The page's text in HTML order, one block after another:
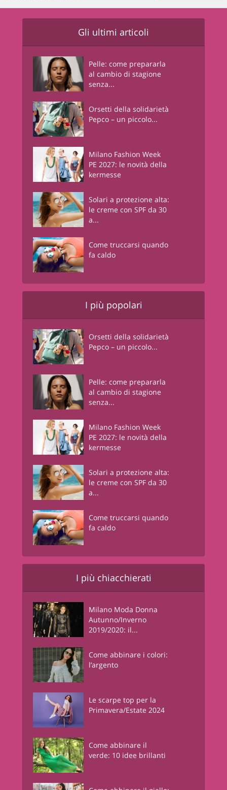
Gli ultimi articoli
Pelle: come prepararla
al cambio di stagione
senza...
Orsetti della solidarietà
Pepco – un piccolo...
Milano Fashion Week
PE 2027: le novità della
kermesse
Solari a protezione alta:
le creme con SPF da 30
a...
Come truccarsi quando
fa caldo
I più popolari
Orsetti della solidarietà
Pepco – un piccolo...
Pelle: come prepararla
al cambio di stagione
senza...
Milano Fashion Week
PE 2027: le novità della
kermesse
Solari a protezione alta:
le creme con SPF da 30
a...
Come truccarsi quando
fa caldo
I più chiacchierati
Milano Moda Donna
Autunno/Inverno
2019/2020: il...
Come abbinare i colori:
l’argento
Le scarpe top per la
Primavera/Estate 2024
Come abbinare il
verde: 10 idee brillanti